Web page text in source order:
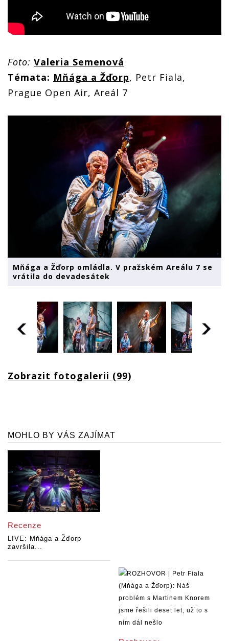
Foto: Valeria Semenová
Témata: Mňága a Žďorp, Petr Fiala,
Prague Open Air, Areál 7
Mňága a Žďorp omládla. V pražském Areálu 7 se
vrátila do devadesátek
Zobrazit fotogalerii (99)
MOHLO BY VÁS ZAJÍMAT
Recenze
LIVE: Mňága a Žďorp
završila...